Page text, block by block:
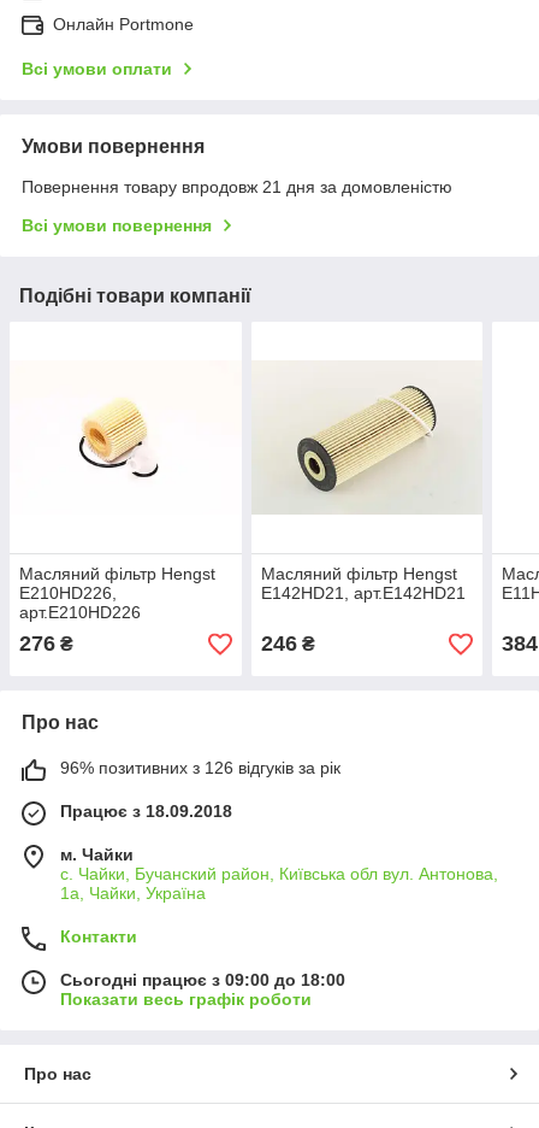
Онлайн Portmone
Всі умови оплати
Умови повернення
Повернення товару впродовж 21 дня за домовленістю
Всі умови повернення
Подібні товари компанії
Масляний фільтр Hengst
E210HD226,
арт.E210HD226
276 ₴
Масляний фільтр Hengst
E142HD21, арт.E142HD21
246₴ 384
Про нас
96% позитивних з 126 відгуків за рік
Працює з 18.09.2018
м. Чайки
с. Чайки, Бучанский район, Київська обл вул. Антонова,
1а, Чайки, Україна
Контакти
Сьогодні працює з 09:00 до 18:00
Показати весь графік роботи
Про нас